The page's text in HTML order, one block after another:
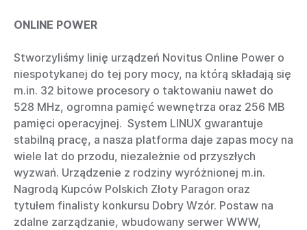
ONLINE POWER
Stworzyliśmy linię urządzeń Novitus Online Power o
niespotykanej do tej pory mocy, na którą składają się
m.in. 32 bitowe procesory o taktowaniu nawet do
528 MHz, ogromna pamięć wewnętrza oraz 256 MB
pamięci operacyjnej. System LINUX gwarantuje
stabilną pracę, a nasza platforma daje zapas mocy na
wiele lat do przodu, niezależnie od przyszłych
wyzwań. Urządzenie z rodziny wyróżnionej m.in.
Nagrodą Kupców Polskich Złoty Paragon oraz
tytułem finalisty konkursu Dobry Wzór. Postaw na
zdalne zarządzanie, wbudowany serwer WWW,